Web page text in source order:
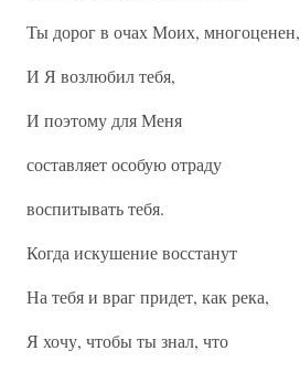
Ты дорог в очах Моих, многоценен,
И Я возлюбил тебя,
И поэтому для Меня
составляет особую отраду
воспитывать тебя.
Когда искушение восстанут
На тебя и враг придет, как река,
Я хочу, чтобы ты знал, что